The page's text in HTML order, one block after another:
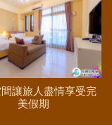
讓旅人盡情享受完
美假期